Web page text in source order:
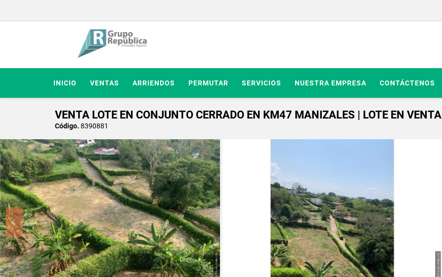
INICIO VENTAS ARRIENDOS PERMUTAR SERVICIOS NUESTRA EMPRESA CONTÁCTENOS
VENTA LOTE EN CONJUNTO CERRADO EN KM47 MANIZALES | LOTE EN VENTA
Código. 8390881